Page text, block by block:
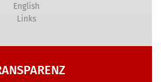
English
Links